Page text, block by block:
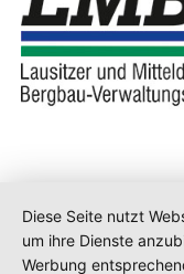
Diese Seite nutzt
um ihre Dienste
Werbung